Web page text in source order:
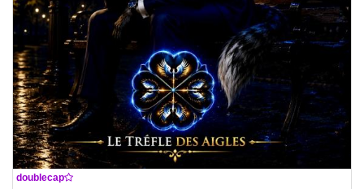
doublecap